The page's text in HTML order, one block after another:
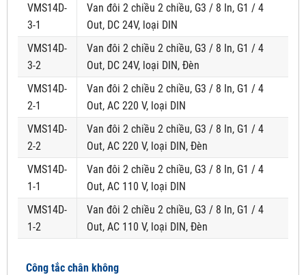
VMS14D-
3-1
Van đôi 2 chiều 2 chiều, G3 / 8 In, G1 / 4
Out, DC 24V, loại DIN
VMS14D-
3-2
Van đôi 2 chiều 2 chiều, G3 / 8 In, G1 / 4
Out, DC 24V, loại DIN, Đèn
VMS14D-
2-1
Van đôi 2 chiều 2 chiều, G3 / 8 In, G1 / 4
Out, AC 220 V, loại DIN
VMS14D-
2-2
Van đôi 2 chiều 2 chiều, G3 / 8 In, G1 / 4
Out, AC 220 V, loại DIN, Đèn
VMS14D-
1-1
Van đôi 2 chiều 2 chiều, G3 / 8 In, G1 / 4
Out, AC 110 V, loại DIN
VMS14D-
1-2
Van đôi 2 chiều 2 chiều, G3 / 8 In, G1 / 4
Out, AC 110 V, loại DIN, Đèn
Công tắc chân không